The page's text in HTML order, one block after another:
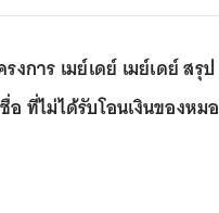
การ เมย์เดย์ เมย์เดย์ สรุป
อ ที่ไม่ได้รับโอนเงินของหมอ